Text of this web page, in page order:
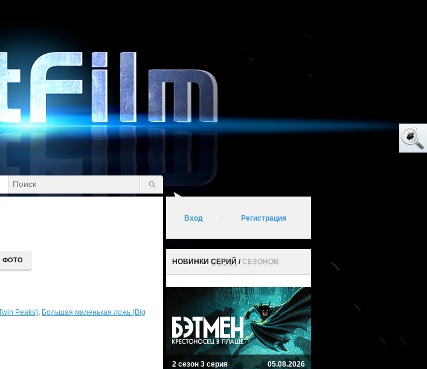
ФОТО
Peaks), Большая маленькая ложь (Big
Вход Регистрация
НОВИНКИ СЕРИЙ /СЕЗОНОВ
2 сезон 3 серия 05.08.2026